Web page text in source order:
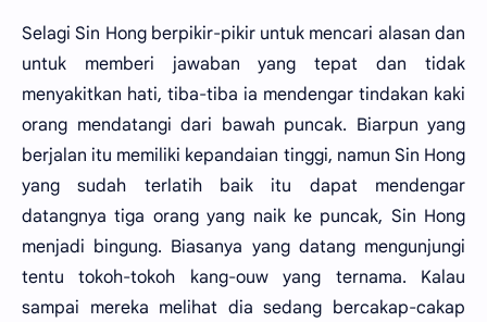
Selagi Sin Hong berpikir-pikir untuk mencari alasan dan
untuk memberi jawaban yang tepat dan tidak
menyakitkan hati, tiba-tiba ia mendengar tindakan kaki
orang mendatangi dari bawah puncak. Biarpun yang
berjalan itu memiliki kepandaian tinggi, namun Sin Hong
yang sudah terlatih baik itu dapat mendengar
datangnya tiga orang yang naik ke puncak, Sin Hong
menjadi bingung. Biasanya yang datang mengunjungi
tentu tokoh-tokoh kang-ouw yang ternama. Kalau
sampai mereka melihat dia sedang bercakap-cakap